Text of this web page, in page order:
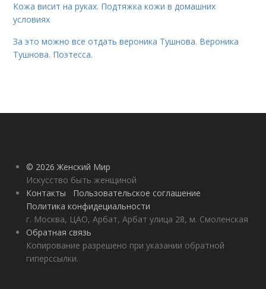
Кожа висит на руках. Подтяжка кожи в домашних
условиях
За это можно все отдать вероника Тушнова. Вероника
Тушнова. Поэтесса.
© 2026 Женский Мир
Искусство быть женщиной
Контакты
Пользовательское соглашение
Политика конфидециальности
г. Москва, ЦАО, Арбат, Арбат улица 28, м. Смоленская
Обратная связь
Копирование разрешено при указании обратной
гиперссылки.